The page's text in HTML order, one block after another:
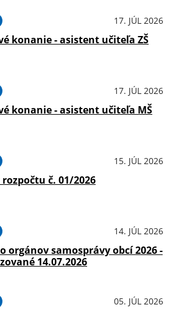
17. JÚL 2026
konanie - asistent učiteľa ZŠ
17. JÚL 2026
konanie - asistent učiteľa MŠ
15. JÚL 2026
č. 01/2026
14. JÚL 2026
orgánov samosprávy obcí 2026 -
14.07.2026
05. JÚL 2026